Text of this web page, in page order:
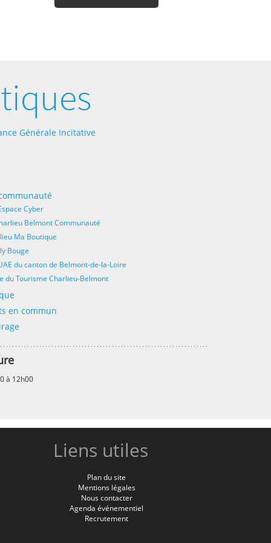
Générale Incitative
Cyber
Belmont Communauté
Ma Boutique
Bouge
du canton de Belmont-de-la-Loire​
du Tourisme Charlieu-Belmont
en commun
à 12h00
Liens utiles
Plan du site
Mentions légales
Nous contacter
Agenda événementiel
Recrutement